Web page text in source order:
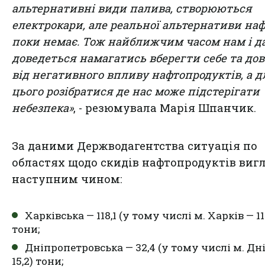
альтернативні види палива, створюються
електрокари, але реальної альтернативи
поки немає. Тож найближчим часом нам і
доведеться намагатись вберегти себе та
від негативного впливу нафтопродуктів, а
цього розібратися де нас може підстерігати
небезпека», - резюмувала Марія Шпанчик.
За даними Держводагентства ситуація по
областях щодо скидів нафтопродуктів
наступним чином:
Харківська — 118,1 (у тому числі м. Харків —
тони;
Дніпропетровська — 32,4 (у тому числі м.
15,2) тони;